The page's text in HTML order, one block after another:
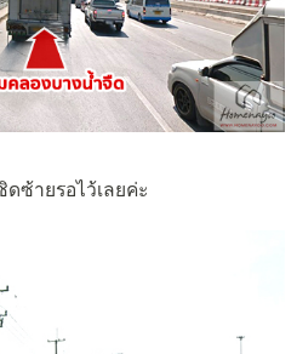
ซ้ายรอไว้เลยค่ะ